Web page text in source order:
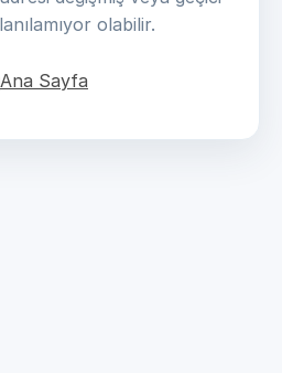
olabilir.
Ana Sayfa